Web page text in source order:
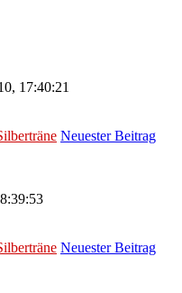
17:40:21
Neuester Beitrag
Neuester Beitrag